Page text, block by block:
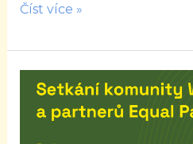
Číst více »
Setkání
WEPs